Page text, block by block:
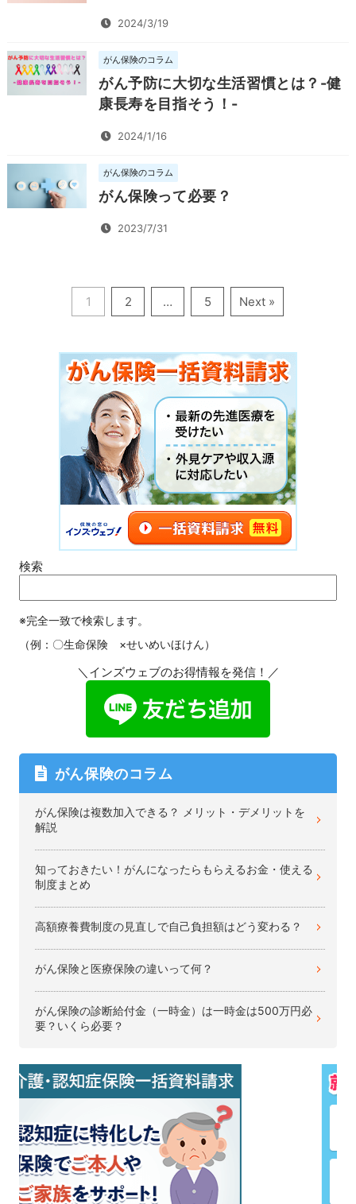
2024/3/19
がん保険のコラム
がん予防に大切な生活習慣とは？-健
康長寿を目指そう！-
2024/1/16
がん保険のコラム
がん保険って必要？
2023/7/31
1 2 … 5 Next »
検索
※完全一致で検索します。
（例：〇生命保険 ×せいめいほけん）
＼インズウェブのお得情報を発信！／
がん保険のコラム
がん保険は複数加入できる？ メリット・デメリットを
解説
知っておきたい！がんになったらもらえるお金・使える
制度まとめ
高額療養費制度の見直しで自己負担額はどう変わる？
がん保険と医療保険の違いって何？
がん保険の診断給付金（一時金）は一時金は500万円必
要？いくら必要？